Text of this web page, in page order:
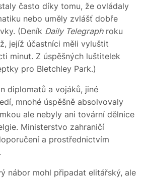
často díky tomu, že ovládaly
nebo uměly zvlášť dobře
(Deník Daily Telegraphroku
jejíž účastníci měli vyluštit
minut. Z úspěšných luštitelek
pro Bletchley Park.)
diplomatů a vojáků, jiné
mnohé úspěšně absolvovaly
ale nebyly ani tovární dělnice
Ministerstvo zahraničí
a prostřednictvím
nábor mohl připadat elitářský, ale